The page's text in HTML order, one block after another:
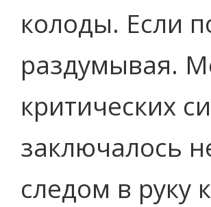
колоды. Если
раздумывая.
критических
заключалось
следом в руку